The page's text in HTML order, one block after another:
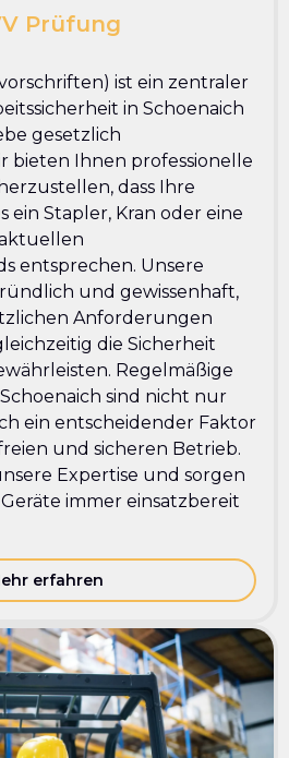
Prüfung
ist ein zentraler
in Schoenaich
gesetzlich
bieten Ihnen professionelle
dass Ihre
ein Stapler, Kran oder eine
entsprechen. Unsere
und gewissenhaft,
Anforderungen
die Sicherheit
Regelmäßige
sind nicht nur
ein entscheidender Faktor
und sicheren Betrieb.
Expertise und sorgen
immer einsatzbereit
erfahren